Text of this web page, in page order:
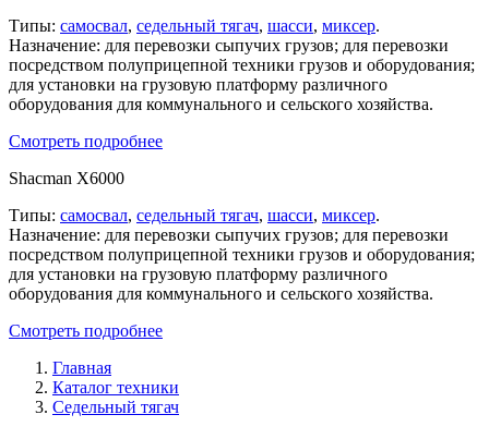
Типы: самосвал, седельный тягач, шасси, миксер.
Назначение: для перевозки сыпучих грузов; для перевозки
посредством полуприцепной техники грузов и оборудования;
для установки на грузовую платформу различного
оборудования для коммунального и сельского хозяйства.
Смотреть подробнее
Shacman X6000
Типы: самосвал, седельный тягач, шасси, миксер.
Назначение: для перевозки сыпучих грузов; для перевозки
посредством полуприцепной техники грузов и оборудования;
для установки на грузовую платформу различного
оборудования для коммунального и сельского хозяйства.
Смотреть подробнее
Главная
Каталог техники
Седельный тягач